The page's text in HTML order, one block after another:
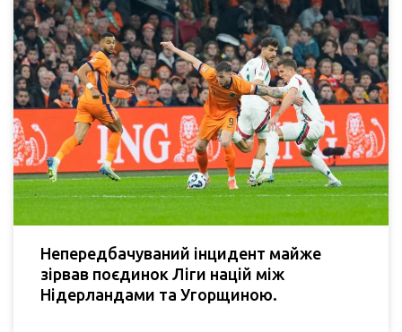
Непередбачуваний інцидент майже
зірвав поєдинок Ліги націй між
Нідерландами та Угорщиною.